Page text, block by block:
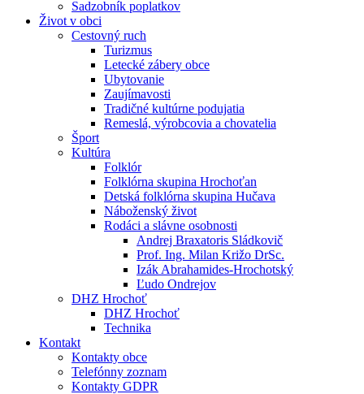
Sadzobník poplatkov
Život v obci
Cestovný ruch
Turizmus
Letecké zábery obce
Ubytovanie
Zaujímavosti
Tradičné kultúrne podujatia
Remeslá, výrobcovia a chovatelia
Šport
Kultúra
Folklór
Folklórna skupina Hrochoťan
Detská folklórna skupina Hučava
Náboženský život
Rodáci a slávne osobnosti
Andrej Braxatoris Sládkovič
Prof. Ing. Milan Križo DrSc.
Izák Abrahamides-Hrochotský
Ľudo Ondrejov
DHZ Hrochoť
DHZ Hrochoť
Technika
Kontakt
Kontakty obce
Telefónny zoznam
Kontakty GDPR